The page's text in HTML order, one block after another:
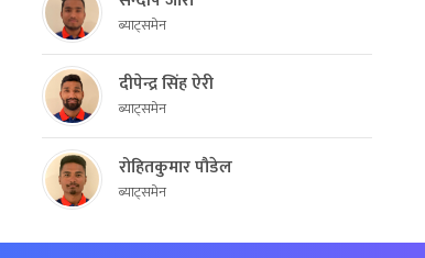
ब्याट्समेन
दीपेन्द्र सिंह ऐरी
ब्याट्समेन
रोहितकुमार पौडेल
ब्याट्समेन